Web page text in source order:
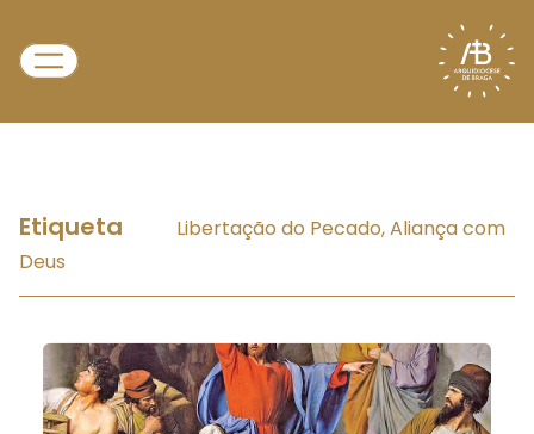
Etiqueta
Libertação do Pecado, Aliança com
Deus